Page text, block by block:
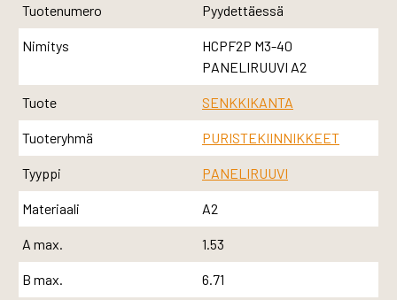
Tuotenumero Pyydettäessä
Nimitys
HCPF2P M3-40
PANELIRUUVI A2
Tuote SENKKIKANTA
Tuoteryhmä PURISTEKIINNIKKEET
Tyyppi PANELIRUUVI
Materiaali A2
A max. 1.53
B max. 6.71